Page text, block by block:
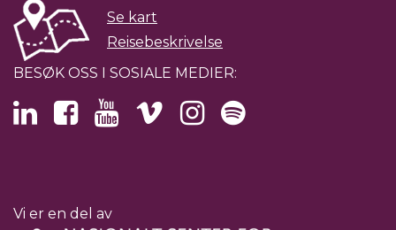
Se kart
Reisebeskrivelse
BESØK OSS I SOSIALE MEDIER:
Vi er en del av